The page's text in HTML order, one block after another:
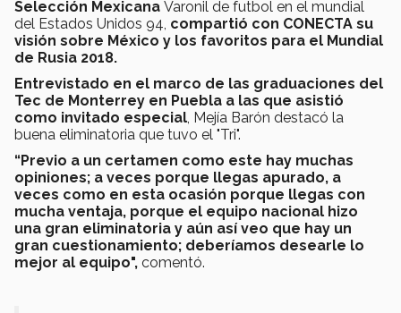
Selección Mexicana Varonil de futbol en el mundial
del Estados Unidos 94, compartió con CONECTA su
visión sobre México y los favoritos para el Mundial
de Rusia 2018.
Entrevistado en el marco de las graduaciones del
Tec de Monterrey en Puebla a las que asistió
como invitado especial , Mejía Barón destacó la
buena eliminatoria que tuvo el "Tri".
“Previo a un certamen como este hay muchas
opiniones; a veces porque llegas apurado, a
veces como en esta ocasión porque llegas con
mucha ventaja, porque el equipo nacional hizo
una gran eliminatoria y aún así veo que hay un
gran cuestionamiento; deberíamos desearle lo
mejor al equipo", comentó.